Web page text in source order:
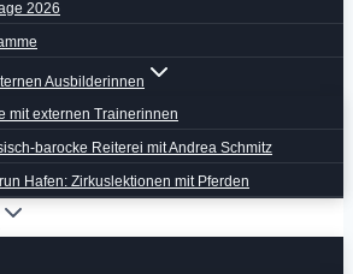
2026
Ausbilderinnen
mit externen Trainerinnen
barocke Reiterei mit Andrea Schmitz
Hafen: Zirkuslektionen mit Pferden